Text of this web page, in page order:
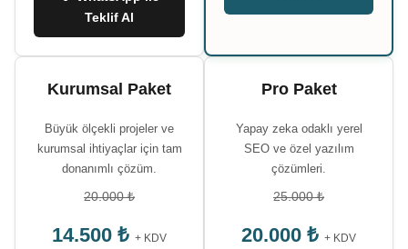
Teklif Al
Kurumsal Paket
Büyük ölçekli projeler ve
kurumsal ihtiyaçlar için tam
donanımlı çözüm.
20.000 ₺
14.500 ₺ + KDV
Pro Paket
Yapay zeka odaklı yerel
SEO ve özel yazılım
çözümleri.
25.000 ₺
20.000 ₺ + KDV